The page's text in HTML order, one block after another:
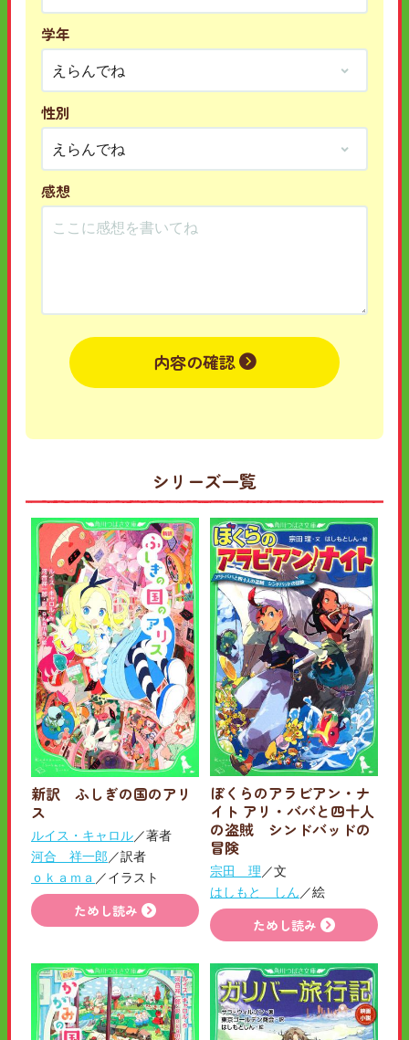
学年
性別
感想
内容の確認
シリーズ一覧
新訳 ふしぎの国のアリ
ス
ルイス・キャロル／著者
河合 祥一郎 ／訳者
ｏｋａｍａ ／イラスト
ためし読み
ぼくらのアラビアン・ナ
イト アリ・ババと四十人
の盗賊 シンドバッドの
冒険
宗田 理 ／文
はしもと しん ／絵
ためし読み